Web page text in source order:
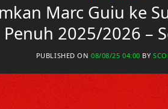
Marc Guiu ke
Penuh 2025/2026 –
PUBLISHED ON08/08/25 04:00 BY